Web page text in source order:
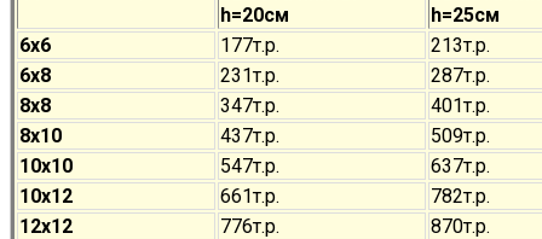
h=20см
h=25см
6х6
177т.р. 213т.р.
6х8
231т.р. 287т.р.
8х8
347т.р. 401т.р.
8х10
437т.р. 509т.р.
10х10
547т.р. 637т.р.
10х12
661т.р. 782т.р.
12х12
776т.р. 870т.р.